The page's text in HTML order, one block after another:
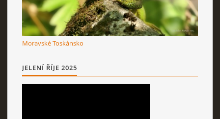
Moravské Toskánsko
JELENÍ ŘÍJE 2025